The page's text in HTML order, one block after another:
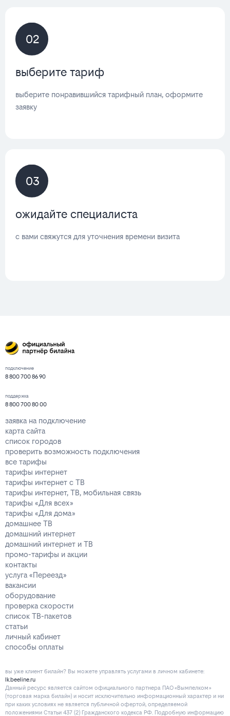
02
выберите тариф
выберите понравившийся тарифный план, оформите
заявку
03
ожидайте специалиста
с вами свяжутся для уточнения времени визита
подключение
8 800 700 86 90
поддержка
8 800 700 80 00
заявка на подключение
карта сайта
список городов
проверить возможность подключения
все тарифы
тарифы интернет
тарифы интернет с ТВ
тарифы интернет, ТВ, мобильная связь
тарифы «Для всех»
тарифы «Для дома»
домашнее ТВ
домашний интернет
домашний интернет и ТВ
промо-тарифы и акции
контакты
услуга «Переезд»
вакансии
оборудование
проверка скорости
список ТВ-пакетов
статьи
личный кабинет
способы оплаты
вы уже клиент билайн? Вы можете управлять услугами в личнoм кaбинeтe:
lk.beeline.ru
Данный ресурс является сайтом официального партнера ПАО «Вымпелком»
(торговая марка билайн) и носит исключительно информационный характер и ни
при каких условиях не является публичной офертой, определяемой
положениями Статьи 437 (2) Гражданского кодекса РФ. Подробную информацию